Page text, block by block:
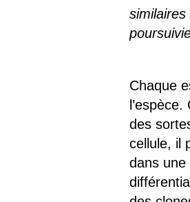
Chaque
des
cellule, il
dans une